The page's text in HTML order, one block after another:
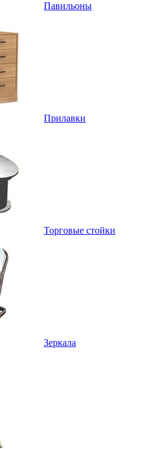
Павильоны
Прилавки
Торговые стойки
Зеркала